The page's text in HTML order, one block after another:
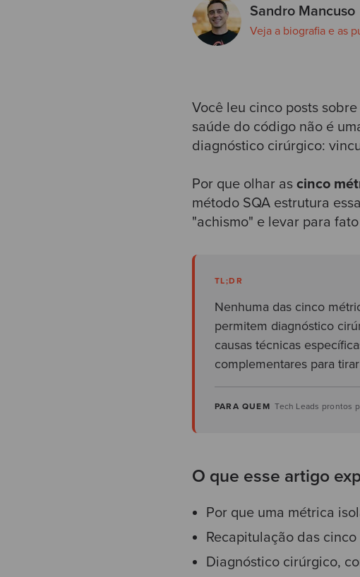
Sandro Mancuso
Veja a biografia e as
Você leu cinco posts
saúde do código não é
diagnóstico cirúrgico:
Por que olhar as cinco
método SQA estrutura
"achismo" e levar para
TL;DR
Nenhuma das cinco
permitem diagnóstico
causas técnicas
complementares para
PARA QUEM Tech Leads prontos
O que esse artigo
Por que uma métrica
Recapitulação das
Diagnóstico cirúrgico,